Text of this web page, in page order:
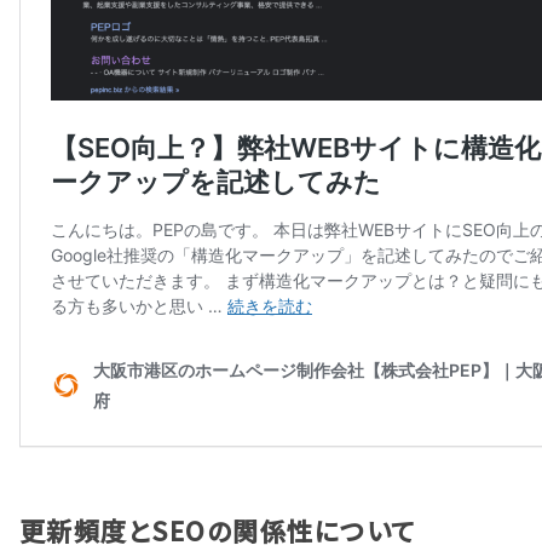
更新頻度とSEOの関係性について